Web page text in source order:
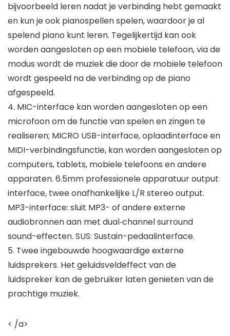
bijvoorbeeld leren nadat je verbinding hebt gemaakt
en kun je ook pianospellen spelen, waardoor je al
spelend piano kunt leren. Tegelijkertijd kan ook
worden aangesloten op een mobiele telefoon, via de
modus wordt de muziek die door de mobiele telefoon
wordt gespeeld na de verbinding op de piano
afgespeeld.
4. MIC-interface kan worden aangesloten op een
microfoon om de functie van spelen en zingen te
realiseren; MICRO USB-interface, oplaadinterface en
MIDI-verbindingsfunctie, kan worden aangesloten op
computers, tablets, mobiele telefoons en andere
apparaten. 6.5mm professionele apparatuur output
interface, twee onafhankelijke L/R stereo output.
MP3-interface: sluit MP3- of andere externe
audiobronnen aan met dual‑channel surround
sound-effecten. SUS: Sustain-pedaalinterface.
5. Twee ingebouwde hoogwaardige externe
luidsprekers. Het geluidsveldeffect van de
luidspreker kan de gebruiker laten genieten van de
prachtige muziek.
< /a>